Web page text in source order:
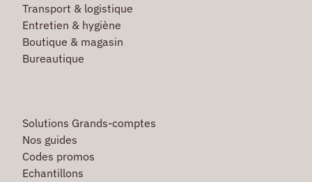
Transport & logistique
Entretien & hygiène
Boutique & magasin
Bureautique
Solutions Grands-comptes
Nos guides
Codes promos
Echantillons